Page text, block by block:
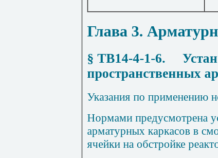
Глава 3.
§ ТВ14-4-1-6.
пространственных
Указания по применению
Нормами предусмотрена
арматурных каркасов в
ячейки на обстройке